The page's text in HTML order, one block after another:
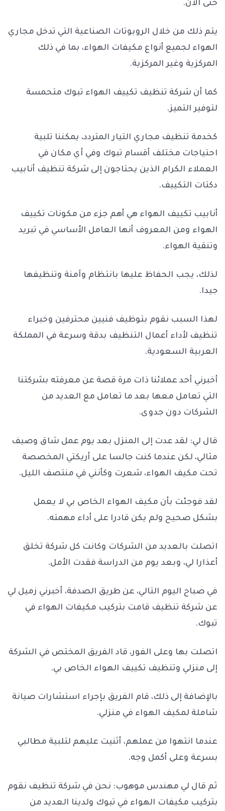
حتى الآن.
يتم ذلك من خلال الروبوتات الصناعية التي تدخل مجاري
الهواء لجميع أنواع مكيفات الهواء، بما في ذلك
المركزية وغير المركزية.
كما أن شركة تنظيف تكييف الهواء تبوك متحمسة
لتوفير التميز.
كخدمة تنظيف مجاري التيار المتردد، يمكننا تلبية
احتياجات مختلف أقسام تبوك وفي أي مكان في
العملاء الكرام الذين يحتاجون إلى شركة تنظيف أنابيب
دكتات التكييف.
أنابيب تكييف الهواء هي أهم جزء من مكونات تكييف
الهواء ومن المعروف أنها العامل الأساسي في تبريد
وتنقية الهواء.
لذلك، يجب الحفاظ عليها بانتظام وآمنة وتنظيفها
جيدا.
لهذا السبب نقوم بتوظيف فنيين محترفين وخبراء
تنظيف لأداء أعمال التنظيف بدقة وسرعة في المملكة
العربية السعودية.
أخبرني أحد عملائنا ذات مرة قصة عن معرفته بشركتنا
التي تعامل معها بعد ما تعامل مع العديد من
الشركات دون جدوى.
قال لي: لقد عدت إلى المنزل بعد يوم عمل شاق وصيف
مثالي، لكن عندما كنت جالسا على أريكتي المخصصة
تحت مكيف الهواء، شعرت وكأنني في منتصف الليل.
لقد فوجئت بأن مكيف الهواء الخاص بي لا يعمل
بشكل صحيح ولم يكن قادرا على أداء مهمته.
اتصلت بالعديد من الشركات وكانت كل شركة تخلق
أعذارا لي، وبعد يوم من الدراسة فقدت الأمل.
في صباح اليوم التالي، عن طريق الصدفة، أخبرني زميل لي
عن شركة تنظيف قامت بتركيب مكيفات الهواء في
تبوك.
اتصلت بها وعلى الفور، قاد الفريق المختص في الشركة
إلى منزلي وتنظيف تكييف الهواء الخاص بي.
بالإضافة إلى ذلك، قام الفريق بإجراء استشارات صيانة
شاملة لمكيف الهواء في منزلي.
عندما انتهوا من عملهم، أثنيت عليهم لتلبية مطالبي
بسرعة وعلى أكمل وجه.
ثم قال لي مهندس موهوب: نحن في شركة تنظيف نقوم
بتركيب مكيفات الهواء في تبوك ولدينا العديد من